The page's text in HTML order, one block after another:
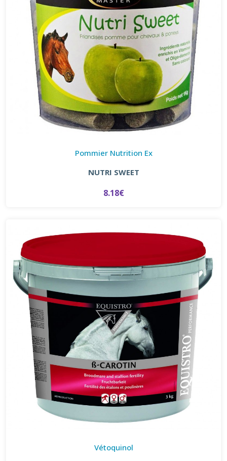
Pommier Nutrition Ex
NUTRI SWEET
8.18€
Vétoquinol